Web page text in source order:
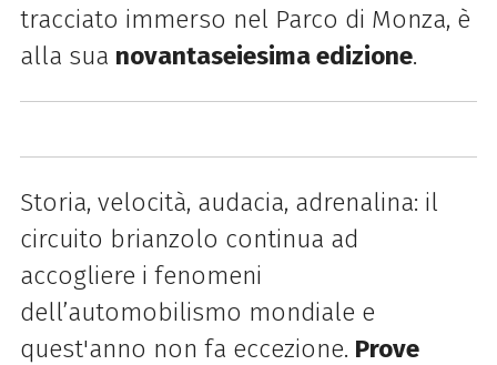
tracciato immerso nel Parco di Monza, è
alla sua novantaseiesima edizione.
Storia, velocità, audacia, adrenalina: il
circuito brianzolo continua ad
accogliere i fenomeni
dell’automobilismo mondiale e
quest'anno non fa eccezione. Prove